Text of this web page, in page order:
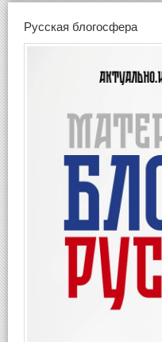
Русская блогосфера